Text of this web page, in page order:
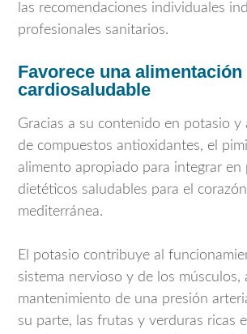
las recomendaciones individuales
profesionales sanitarios.
Favorece una alimentación
cardiosaludable
Gracias a su contenido en potasio y
de compuestos antioxidantes, el
alimento apropiado para integrar en
dietéticos saludables para el
mediterránea.
El potasio contribuye al
sistema nervioso y de los músculos,
mantenimiento de una presión
su parte, las frutas y verduras ricas